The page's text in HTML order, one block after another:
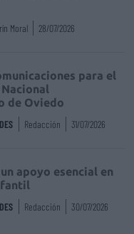
Moral 28/07/2026
para el
de Oviedo
Redacción 31/07/2026
apoyo esencial en
Redacción 30/07/2026